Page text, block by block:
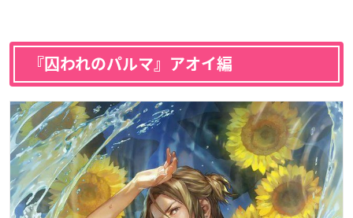
『囚われのパルマ』アオイ編